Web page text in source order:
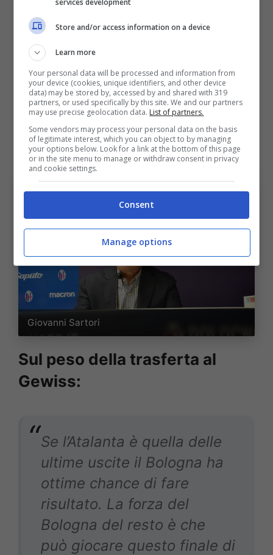
fare le fortune di una
squadra e di un allenatore.
Prendete Motta: nei due
anni di Bologna ha fatto
cose eccellenti, alla Juve
invece è finita malissimo.
Giovanni Sartori
Sul peso della trasferta al
Gewiss:
Se l’Atalanta è quella delle
ultime uscite il Bologna ha
ottime chance di fare
risultato. La forza del
Bologna del resto è che
può giocare questo finale di
services development
Store and/or access information on a device
Learn more
Your personal data will be processed and information from
your device (cookies, unique identifiers, and other device
data) may be stored by, accessed by and shared with 319
partners, or used specifically by this site. We and our partners
may use precise geolocation data. List of partners.
Some vendors may process your personal data on the basis
of legitimate interest, which you can object to by managing
your options below. Look for a link at the bottom of this page
or in the site menu to manage or withdraw consent in privacy
and cookie settings.
Consent
Manage options